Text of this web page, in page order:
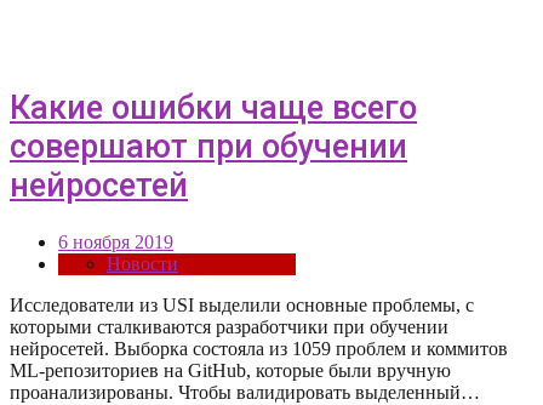
Какие ошибки чаще всего
совершают при обучении
нейросетей
6 ноября 2019
Новости
Исследователи из USI выделили основные проблемы, с
которыми сталкиваются разработчики при обучении
нейросетей. Выборка состояла из 1059 проблем и коммитов
ML-репозиториев на GitHub, которые были вручную
проанализированы. Чтобы валидировать выделенный…